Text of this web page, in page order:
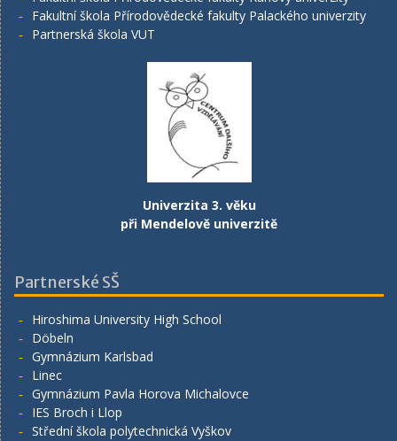
Fakultní škola Přírodovědecké fakulty Palackého univerzity
Partnerská škola VUT
Univerzita 3. věku
při Mendelově univerzitě
Partnerské SŠ
Hiroshima University High School
Döbeln
Gymnázium Karlsbad
Linec
Gymnázium Pavla Horova Michalovce
IES Broch i Llop
Střední škola polytechnická Vyškov